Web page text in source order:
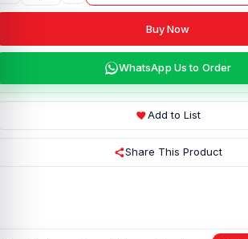
Buy Now
WhatsApp Us to Order
Add to List
Share This Product